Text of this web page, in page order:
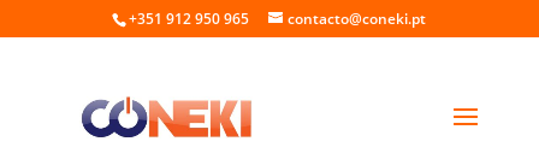
+351 912 950 965 contacto@coneki.pt
Marketing Digital em Odivelas Portugal